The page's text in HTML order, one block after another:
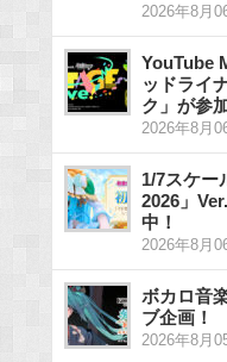
2026年8月
YouTube
ッドライ
ク」が参
2026年8月
1/7スケー
2026」
中！
2026年8月
ボカロ音
ブ企画！
2026年8月